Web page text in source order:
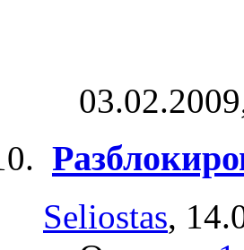
Seliostas,